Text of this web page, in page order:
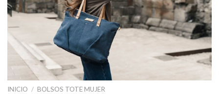
INICIO / BOLSOS TOTE MUJER